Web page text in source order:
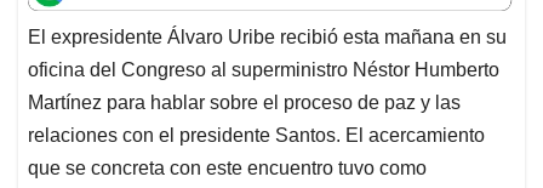
t
s
A
p
p
e
b
o
o
k
k
e
d
I
n
i
l
e
a
d
s
El expresidente Álvaro Uribe recibió esta mañana en su
oficina del Congreso al superministro Néstor Humberto
Martínez para hablar sobre el proceso de paz y las
relaciones con el presidente Santos. El acercamiento
que se concreta con este encuentro tuvo como